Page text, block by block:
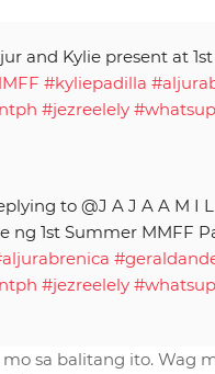
and Kylie present at
#kyliepadilla
#jezreelely
to @J A J A A M I
ng 1st Summer MMFF
#jezreelely
sa balitang ito. Wag